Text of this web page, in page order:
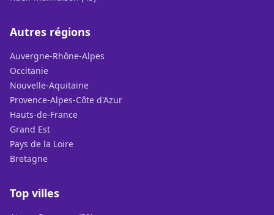
Autres régions
Auvergne-Rhône-Alpes
Occitanie
Nouvelle-Aquitaine
Provence-Alpes-Côte d'Azur
Hauts-de-France
Grand Est
Pays de la Loire
Bretagne
Top villes